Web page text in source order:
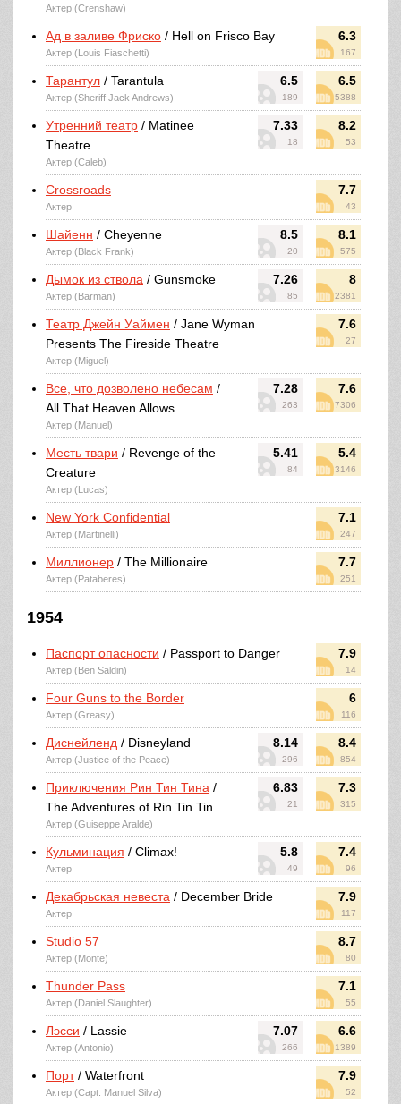
Актер (Crenshaw)
6.3
167
Ад в заливе Фриско / Hell on Frisco Bay
Актер (Louis Fiaschetti)
6.5
189
6.5
5388
Тарантул / Tarantula
Актер (Sheriff Jack Andrews)
7.33
18
8.2
53
Утренний театр / Matinee
Theatre
Актер (Caleb)
7.7
43
Crossroads
Актер
8.5
20
8.1
575
Шайенн / Cheyenne
Актер (Black Frank)
7.26
85
8
2381
Дымок из ствола / Gunsmoke
Актер (Barman)
7.6
27
Театр Джейн Уаймен / Jane Wyman
Presents The Fireside Theatre
Актер (Miguel)
7.28
263
7.6
7306
Все, что дозволено небесам /
All That Heaven Allows
Актер (Manuel)
5.41
84
5.4
3146
Месть твари / Revenge of the
Creature
Актер (Lucas)
7.1
247
New York Confidential
Актер (Martinelli)
7.7
251
Миллионер / The Millionaire
Актер (Pataberes)
1954
7.9
14
Паспорт опасности / Passport to Danger
Актер (Ben Saldin)
6
116
Four Guns to the Border
Актер (Greasy)
8.14
296
8.4
854
Диснейленд / Disneyland
Актер (Justice of the Peace)
6.83
21
7.3
315
Приключения Рин Тин Тина /
The Adventures of Rin Tin Tin
Актер (Guiseppe Aralde)
5.8
49
7.4
96
Кульминация / Climax!
Актер
7.9
117
Декабрьская невеста / December Bride
Актер
8.7
80
Studio 57
Актер (Monte)
7.1
55
Thunder Pass
Актер (Daniel Slaughter)
7.07
266
6.6
1389
Лэсси / Lassie
Актер (Antonio)
7.9
52
Порт/ Waterfront
Актер (Capt. Manuel Silva)